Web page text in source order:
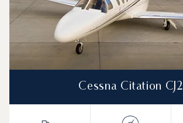
Cessna Citation CJ2